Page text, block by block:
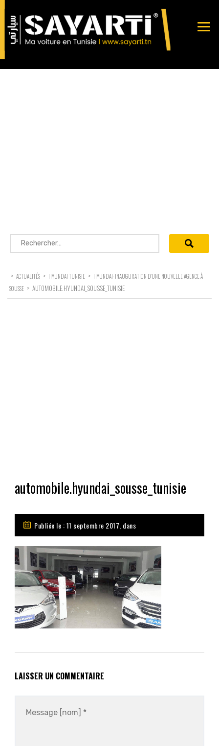
Rechercher :
> ACTUALITÉS > HYUNDAI TUNISIE > HYUNDAI: INAUGURATION D’UNE NOUVELLE AGENCE À
SOUSSE > AUTOMOBILE.HYUNDAI_SOUSSE_TUNISIE
automobile.hyundai_sousse_tunisie
Publiée le : 11 septembre 2017, dans
LAISSER UN COMMENTAIRE